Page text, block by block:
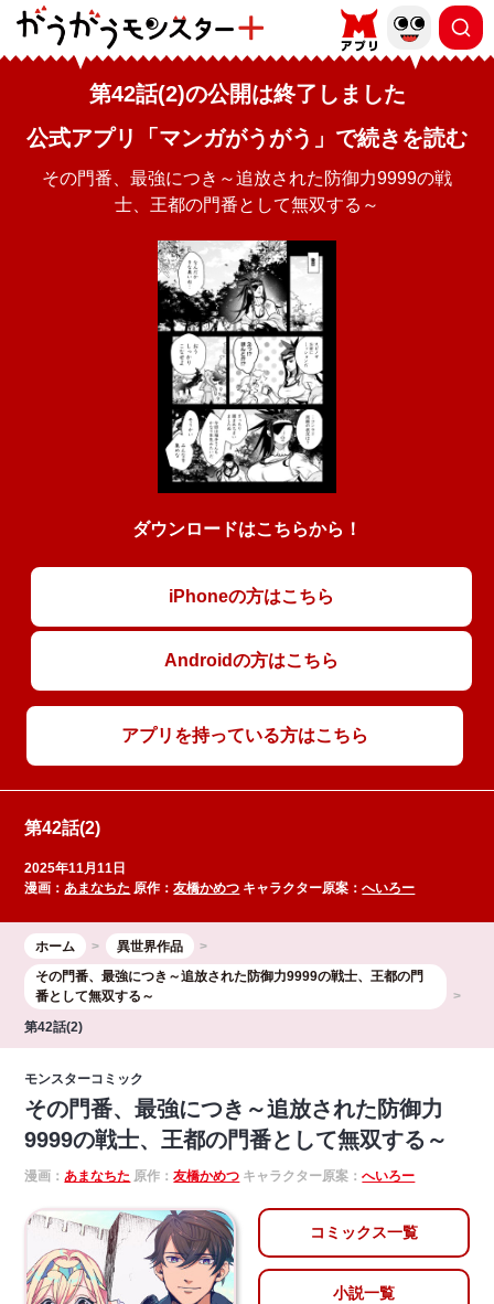
第42話(2)の公開は終了しました
公式アプリ「マンガがうがう」で続きを読む
その門番、最強につき～追放された防御力9999の戦
士、王都の門番として無双する～
ダウンロードはこちらから！
iPhoneの方はこちら
Androidの方はこちら
アプリを持っている方はこちら
第42話(2)
2025年11月11日
漫画：あまなちた 原作：友橋かめつ キャラクター原案：へいろー
ホーム
異世界作品
その門番、最強につき～追放された防御力9999の戦士、王都の門
番として無双する～
第42話(2)
モンスターコミック
その門番、最強につき～追放された防御力
9999の戦士、王都の門番として無双する～
漫画：あまなちた 原作：友橋かめつ キャラクター原案：へいろー
コミックス一覧
小説一覧